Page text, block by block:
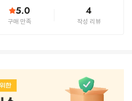
5.0
구매 만족
4
작성 리뷰